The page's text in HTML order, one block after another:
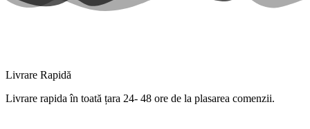
Livrare Rapidă
Livrare rapida în toată țara 24- 48 ore de la plasarea comenzii.